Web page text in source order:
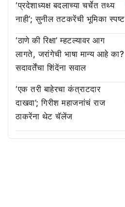
‘प्रदेशाध्यक्ष बदलाच्या चर्चेत तथ्य
नाही’; सुनील तटकरेंची भूमिका स्पष्ट
‘ठाणे की रिक्षा’ म्हटल्यावर आग
लागते, जरांगेची भाषा मान्य आहे का?
सदावर्तेंचा शिंदेंना सवाल
‘एक तरी बाहेरचा कंत्राटदार
दाखवा’; गिरीश महाजनांचं राज
ठाकरेंना थेट चॅलेंज